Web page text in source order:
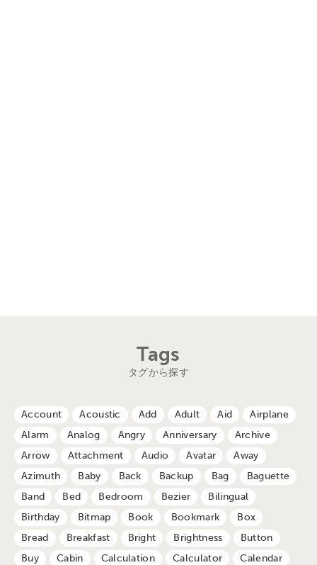
Tags
タグから探す
Account Acoustic Add Adult Aid
Airplane
Alarm
Analog Angry Anniversary
Archive
Arrow
Attachment Audio Avatar
Away
Azimuth
Baby Back Backup Bag
Baguette
Band
Bed Bedroom Bezier
Bilingual
Birthday
Bitmap Book Bookmark
Box
Bread
Breakfast Bright Brightness
Button
Buy
Cabin Calculation Calculator
Calendar